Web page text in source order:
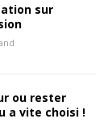
sur
ou rester
a vite choisi !